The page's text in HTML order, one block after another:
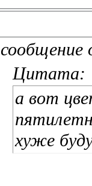
сообщение
Цитата:
а вот
хуже